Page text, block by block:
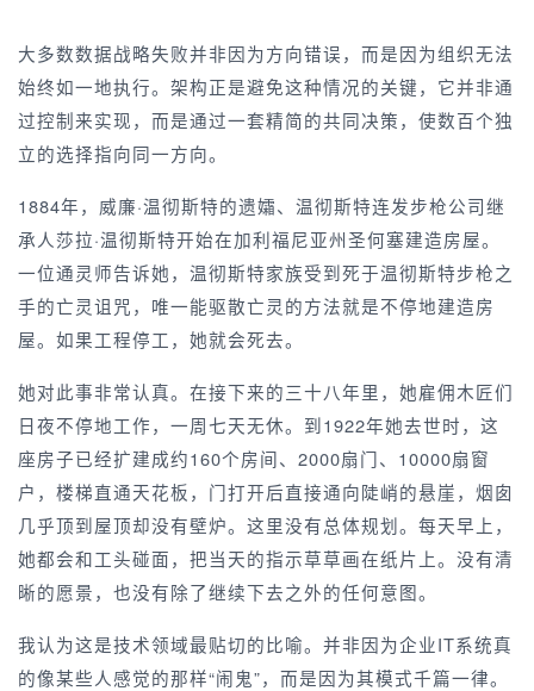
大多数数据战略失败并非因为方向错误，而是因为组织无法
始终如一地执行。架构正是避免这种情况的关键，它并非通
过控制来实现，而是通过一套精简的共同决策，使数百个独
立的选择指向同一方向。
1884年，威廉·温彻斯特的遗孀、温彻斯特连发步枪公司继
承人莎拉·温彻斯特开始在加利福尼亚州圣何塞建造房屋。
一位通灵师告诉她，温彻斯特家族受到死于温彻斯特步枪之
手的亡灵诅咒，唯一能驱散亡灵的方法就是不停地建造房
屋。如果工程停工，她就会死去。
她对此事非常认真。在接下来的三十八年里，她雇佣木匠们
日夜不停地工作，一周七天无休。到1922年她去世时，这
座房子已经扩建成约160个房间、2000扇门、10000扇窗
户，楼梯直通天花板，门打开后直接通向陡峭的悬崖，烟囱
几乎顶到屋顶却没有壁炉。这里没有总体规划。每天早上，
她都会和工头碰面，把当天的指示草草画在纸片上。没有清
晰的愿景，也没有除了继续下去之外的任何意图。
我认为这是技术领域最贴切的比喻。并非因为企业IT系统真
的像某些人感觉的那样“闹鬼”，而是因为其模式千篇一律。